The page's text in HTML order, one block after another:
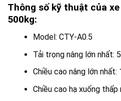
Thông số kỹ thuật của
500kg:
Model: CTY-A0.5
Tải trọng nâng lớn nhất:
Chiều cao nâng lớn nhất:
Chiều cao hạ xuống thấp